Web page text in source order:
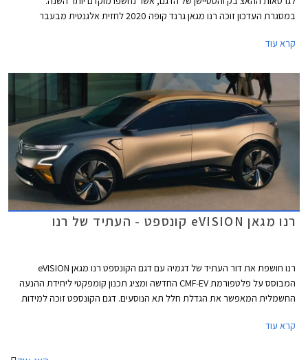
במסגרת העדכון זוכה רנו מגאן גרנד קופה 2020 לחזית אלגנטית מבעבר
קרא עוד
רנו מגאן eVISION קונספט - העתיד של רנו
רנו חושפת את דור העתיד של דגמיה עם דגם הקונספט רנו מגאן eVISION
המבוסס על פלטפורמת CMF-EV החדשה ומציג תכנון קומפקטי ליחידת ההנעה
החשמלית המאפשר את הגדלת חלל תא הנוסעים. דגם הקונספט זוכה למידות
מ״מ, ואורך בסיס הגלגלים 2,700 מ״מ.
קרא עוד